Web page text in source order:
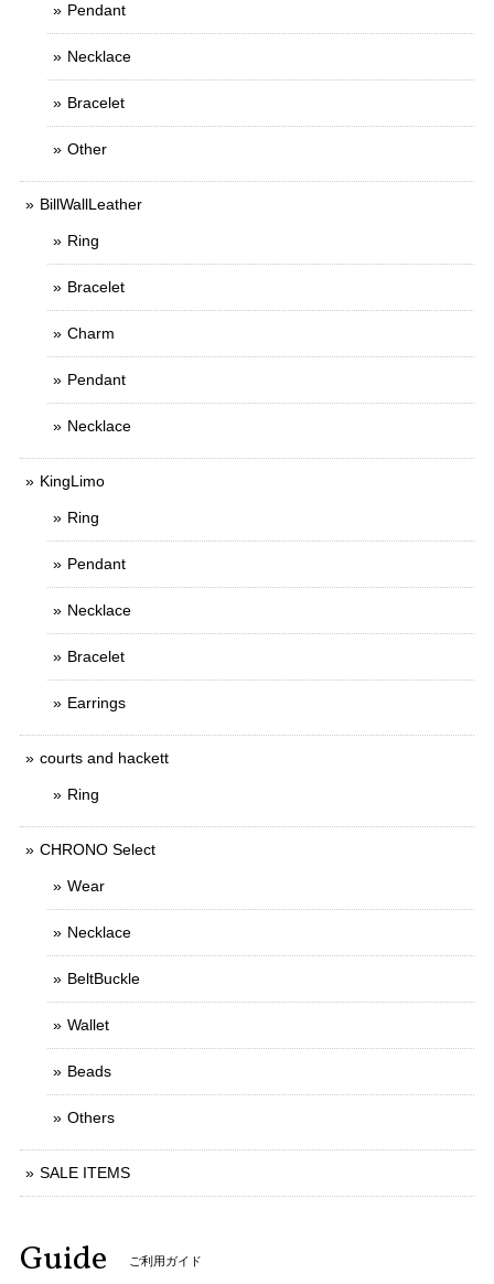
Pendant
Necklace
Bracelet
Other
BillWallLeather
Ring
Bracelet
Charm
Pendant
Necklace
KingLimo
Ring
Pendant
Necklace
Bracelet
Earrings
courts and hackett
Ring
CHRONO Select
Wear
Necklace
BeltBuckle
Wallet
Beads
Others
SALE ITEMS
Guide ご利用ガイド